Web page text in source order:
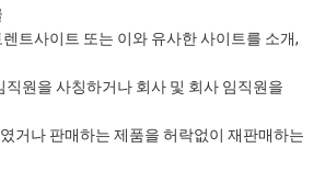
트사이트 또는 이와 유사한 사이트를 소개,
직원을 사칭하거나 회사 및 회사 임직원을
거나 판매하는 제품을 허락없이 재판매하는